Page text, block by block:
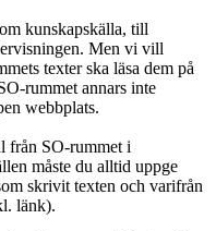
kunskapskälla, till
Men vi vill
texter ska läsa dem på
rummet annars inte
webbplats.
från SO-rummet i
måste du alltid uppge
skrivit texten och varifrån
länk).